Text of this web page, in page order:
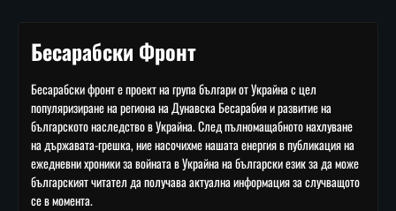
Бесарабски Фронт
Бесарабски фронт е проект на група българи от Украйна с цел
популяризиране на региона на Дунавска Бесарабия и развитие на
българското наследство в Украйна. След пълномащабното нахлуване
на държавата-грешка, ние насочихме нашата енергия в публикация на
ежедневни хроники за войната в Украйна на български език за да може
българският читател да получава актуална информация за случващото
се в момента.